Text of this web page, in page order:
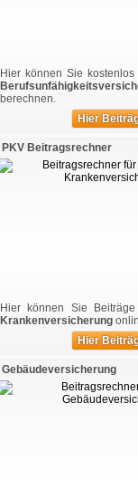
Hier können Sie
berechnen.
Hier
PKV Beitragsrechner
Hier können Sie
Krankenversicherung
Hier
Gebäudeversicherung